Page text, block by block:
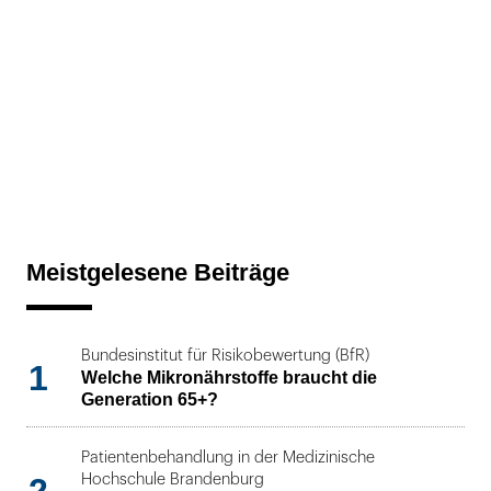
Meistgelesene Beiträge
1
Bundesinstitut für Risikobewertung (BfR)
Welche Mikronährstoffe braucht die
Generation 65+?
Patientenbehandlung in der Medizinische
Hochschule Brandenburg